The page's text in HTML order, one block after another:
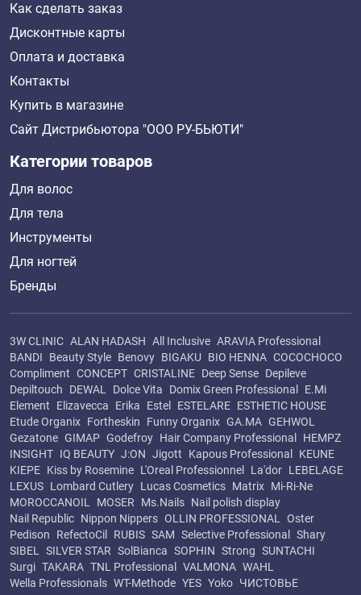
Как сделать заказ
Дисконтные карты
Оплата и доставка
Контакты
Купить в магазине
Сайт Дистрибьютора "ООО РУ-БЬЮТИ"
Категории товаров
Для волос
Для тела
Инструменты
Для ногтей
Бренды
3W CLINIC ALAN HADASH All Inclusive ARAVIA Professional
BANDI
Beauty Style Benovy BIGAKU BIO HENNA COCOCHOCO
Compliment CONCEPT CRISTALINE Deep Sense Depileve
Depiltouch
DEWAL Dolce Vita Domix Green Professional
E.Mi
Element
Elizavecca Erika Estel ESTELARE ESTHETIC HOUSE
Etude Organix Fortheskin Funny Organix GA.MA GEHWOL
Gezatone GIMAP Godefroy Hair Company Professional
HEMPZ
INSIGHT IQ BEAUTY J:ON Jigott Kapous Professional
KEUNE
KIEPE Kiss by Rosemine L'Oreal Professionnel La'dor LEBELAGE
LEXUS Lombard Cutlery Lucas Cosmetics Matrix Mi-Ri-Ne
MOROCCANOIL MOSER Ms.Nails Nail polish display
Nail Republic Nippon Nippers OLLIN PROFESSIONAL Oster
Pedison
RefectoCil RUBIS SAM Selective Professional
Shary
SIBEL SILVER STAR SolBianca SOPHIN Strong SUNTACHI
Surgi TAKARA TNL Professional VALMONA WAHL
Wella Professionals WT-Methode YES Yoko ЧИСТОВЬЕ